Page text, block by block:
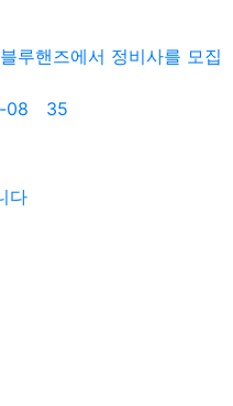
루핸즈에서 정비사를 모집
08 35
다